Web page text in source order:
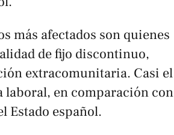
más afectados son quienes
de fijo discontinuo,
extracomunitaria. Casi el
laboral, en comparación con
Estado español.